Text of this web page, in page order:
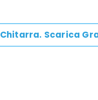
Chitarra. Scarica